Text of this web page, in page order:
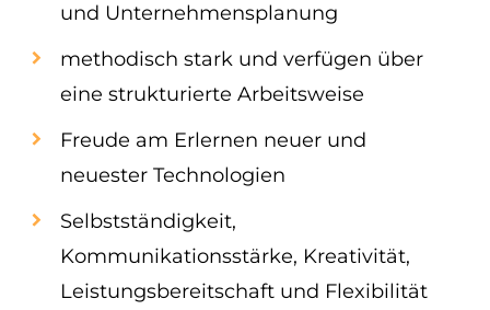
und Unternehmensplanung
methodisch stark und verfügen über
eine strukturierte Arbeitsweise
Freude am Erlernen neuer und
neuester Technologien
Selbstständigkeit,
Kommunikationsstärke, Kreativität,
Leistungsbereitschaft und Flexibilität